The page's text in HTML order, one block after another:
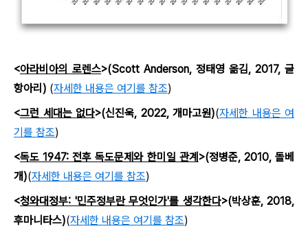
<아라비아의 로렌스>(Scott Anderson, 정태영 옮김, 2017, 글
항아리) (자세한 내용은 여기를 참조)
<그런 세대는 없다>(신진욱, 2022, 개마고원)(자세한 내용은 여
기를 참조)
<독도 1947: 전후 독도문제와 한미일 관계 >(정병준, 2010, 돌베
개)(자세한 내용은 여기를 참조)
<청와대정부: '민주정부란 무엇인가'를 생각한다>(박상훈, 2018,
후마니타스)(자세한 내용은 여기를 참조)